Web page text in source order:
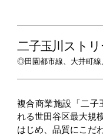
二子玉川スト
◎田園都市線、大井町線
複合商業施設「二子
れる世田谷区最大規
はじめ、品質にこだ